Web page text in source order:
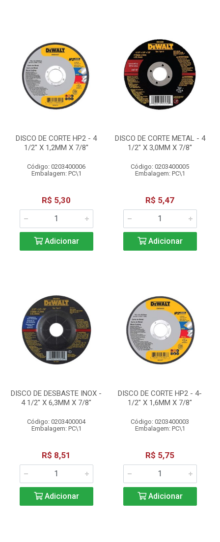
DISCO DE CORTE HP2 - 4
1/2" X 1,2MM X 7/8''
Código: 0203400006
Embalagem: PC\1
R$ 5,30
Adicionar
DISCO DE CORTE METAL - 4
1/2" X 3,0MM X 7/8''
Código: 0203400005
Embalagem: PC\1
R$ 5,47
Adicionar
DISCO DE DESBASTE INOX -
4 1/2" X 6,3MM X 7/8"
Código: 0203400004
Embalagem: PC\1
R$ 8,51
Adicionar
DISCO DE CORTE HP2 - 4-
1/2" X 1,6MM X 7/8"
Código: 0203400003
Embalagem: PC\1
R$ 5,75
Adicionar